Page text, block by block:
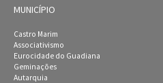
MUNICÍPIO
Castro Marim
Associativismo
Eurocidade do Guadiana
Geminações
Autarquia